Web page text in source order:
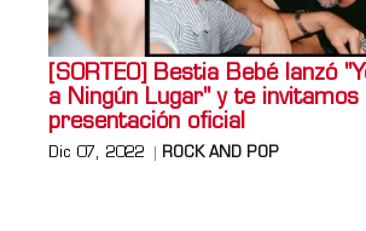
[SORTEO] Bestia Bebé lanzó
a Ningún Lugar" y te invitamos
presentación oficial
Dic 07, 2022 ROCK AND POP